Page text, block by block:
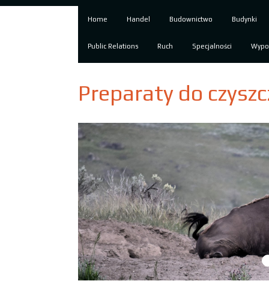
Home Handel Budownictwo Budynki
Public Relations Ruch Specjalności
Preparaty do